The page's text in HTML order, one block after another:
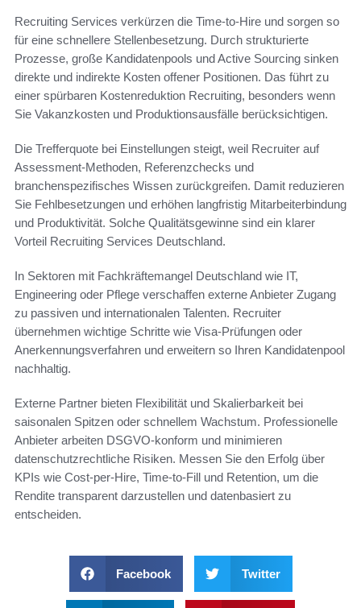
Recruiting Services verkürzen die Time-to-Hire und sorgen so
für eine schnellere Stellenbesetzung. Durch strukturierte
Prozesse, große Kandidatenpools und Active Sourcing sinken
direkte und indirekte Kosten offener Positionen. Das führt zu
einer spürbaren Kostenreduktion Recruiting, besonders wenn
Sie Vakanzkosten und Produktionsausfälle berücksichtigen.
Die Trefferquote bei Einstellungen steigt, weil Recruiter auf
Assessment-Methoden, Referenzchecks und
branchenspezifisches Wissen zurückgreifen. Damit reduzieren
Sie Fehlbesetzungen und erhöhen langfristig Mitarbeiterbindung
und Produktivität. Solche Qualitätsgewinne sind ein klarer
Vorteil Recruiting Services Deutschland.
In Sektoren mit Fachkräftemangel Deutschland wie IT,
Engineering oder Pflege verschaffen externe Anbieter Zugang
zu passiven und internationalen Talenten. Recruiter
übernehmen wichtige Schritte wie Visa-Prüfungen oder
Anerkennungsverfahren und erweitern so Ihren Kandidatenpool
nachhaltig.
Externe Partner bieten Flexibilität und Skalierbarkeit bei
saisonalen Spitzen oder schnellem Wachstum. Professionelle
Anbieter arbeiten DSGVO-konform und minimieren
datenschutzrechtliche Risiken. Messen Sie den Erfolg über
KPIs wie Cost-per-Hire, Time-to-Fill und Retention, um die
Rendite transparent darzustellen und datenbasiert zu
entscheiden.
Facebook Twitter